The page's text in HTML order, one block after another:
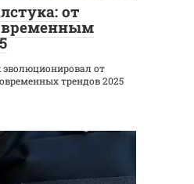
от
эволюционировал от
трендов 2025